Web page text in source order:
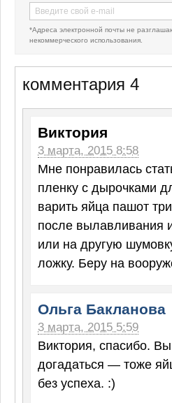
*Адреса электронной почты не
некоммерческого использования.
комментария 4
Виктория
3 марта, 2015 8:58
Мне понравилась
пленку с дырочками
варить яйца пашот
после вылавливания
или на другую
ложку. Беру на
Ольга Бакланова
3 марта, 2015 5:59
Виктория, спасибо.
догадаться — тоже
без успеха. :)